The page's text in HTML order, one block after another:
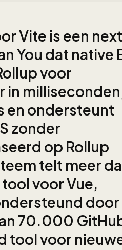
Vite is een
You dat native
voor
in
en ondersteunt
zonder
op Rollup
telt meer
voor Vue,
door
70.000
tool voor